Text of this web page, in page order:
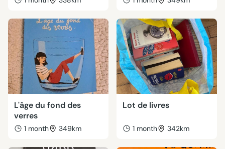
L'âge du fond des
verres
1 month 349km
Lot de livres
1 month 342km